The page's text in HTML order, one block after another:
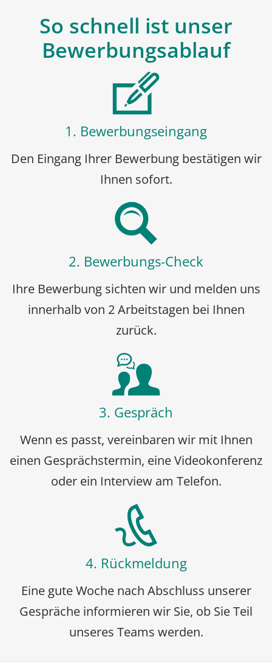
So schnell ist unser
Bewerbungsablauf
1. Bewerbungseingang
Den Eingang Ihrer Bewerbung bestätigen wir
Ihnen sofort.
2. Bewerbungs-Check
Ihre Bewerbung sichten wir und melden uns
innerhalb von 2 Arbeitstagen bei Ihnen
zurück.
3. Gespräch
Wenn es passt, vereinbaren wir mit Ihnen
einen Gesprächstermin, eine Videokonferenz
oder ein Interview am Telefon.
4. Rückmeldung
Eine gute Woche nach Abschluss unserer
Gespräche informieren wir Sie, ob Sie Teil
unseres Teams werden.